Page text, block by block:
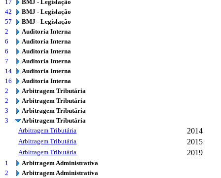
17
BMJ - Legislação
42
BMJ - Legislação
57
BMJ - Legislação
2
Auditoria Interna
6
Auditoria Interna
6
Auditoria Interna
7
Auditoria Interna
14
Auditoria Interna
16
Auditoria Interna
2
Arbitragem Tributária
2
Arbitragem Tributária
3
Arbitragem Tributária
3
Arbitragem Tributária
Arbitragem Tributária
2014
Arbitragem Tributária 2015
Arbitragem Tributária 2019
1
Arbitragem Administrativa
2
Arbitragem Administrativa